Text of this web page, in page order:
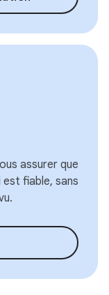
assurer que
fiable, sans